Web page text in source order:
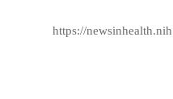
https://